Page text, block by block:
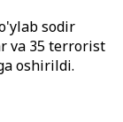
sodir
va 35 terrorist
oshirildi.